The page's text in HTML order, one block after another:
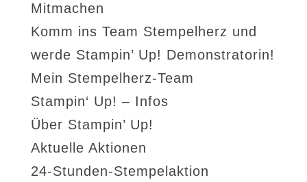
Mitmachen
Komm ins Team Stempelherz und
werde Stampin’ Up! Demonstratorin!
Mein Stempelherz-Team
Stampin‘ Up! – Infos
Über Stampin’ Up!
Aktuelle Aktionen
24-Stunden-Stempelaktion